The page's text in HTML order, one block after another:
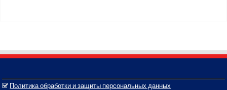
Политика обработки и защиты персональных данных